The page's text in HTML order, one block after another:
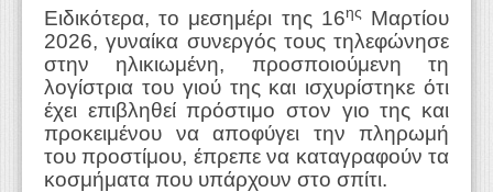
Ειδικότερα, το μεσημέρι της 16ηςΜαρτίου
2026, γυναίκα συνεργός τους τηλεφώνησε
στην ηλικιωμένη, προσποιούμενη τη
λογίστρια του γιού της και ισχυρίστηκε ότι
έχει επιβληθεί πρόστιμο στον γιο της και
προκειμένου να αποφύγει την πληρωμή
του προστίμου, έπρεπε να καταγραφούν τα
κοσμήματα που υπάρχουν στο σπίτι.